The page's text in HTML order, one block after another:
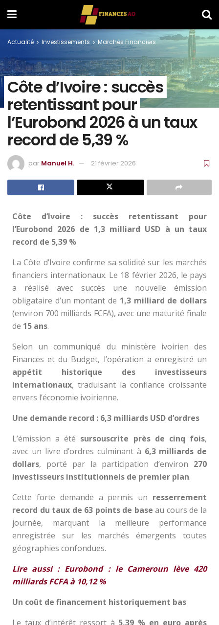
Actualité Investissements Marchés Financiers
Côte d’Ivoire : succès
retentissant pour
l’Eurobond 2026 à un taux
record de 5,39 %
par Manuel H. 21 février 2026
Côte d’Ivoire : succès retentissant pour
l’Eurobond 2026 de 1,3 milliard USD à un taux
record de 5,39 %
La Côte d’Ivoire confirme sa solidité sur les marchés
financiers internationaux. Le 18 février 2026, le pays
a réalisé avec succès une nouvelle émission
obligataire d’un montant de 1,3 milliard de dollars
(environ 700 milliards FCFA), avec une maturité finale
de 15 ans.
Selon un communiqué du ministère ivoirien des
Finances et du Budget, l’opération a enregistré un
appétit historique des investisseurs
internationaux, traduisant la confiance croissante
envers l’économie ivoirienne.
Une demande record : 6,3 milliards USD d’ordres
L’émission a été sursouscrite près de cinq fois,
avec un livre d’ordres culminant à 6,3 milliards de
dollars, porté par la participation d’environ 270
investisseurs institutionnels de premier plan.
Cette forte demande a permis un resserrement
record du taux de 63 points de base au cours de la
journée, marquant la meilleure performance
enregistrée sur les marchés émergents toutes
géographies confondues.
Lire aussi : Eurobond : le Cameroun lève 420
milliards FCFA à 10,12 %
Un coût de financement historiquement bas
Le taux d’intérêt ressort à 5,39 % en euro après